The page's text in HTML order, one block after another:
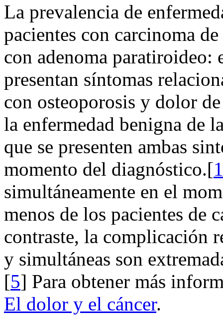
La prevalencia de
pacientes con carcinoma
con adenoma paratiroideo:
presentan síntomas
con osteoporosis y dolor
la enfermedad benigna de
que se presenten ambas
momento del diagnóstico.[
simultáneamente en el
menos de los pacientes de
contraste, la complicación
y simultáneas son
[5] Para obtener más
El dolor y el cáncer.